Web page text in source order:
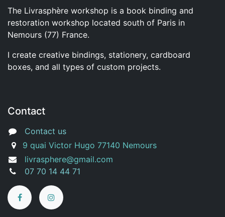
The Livrasphère workshop is a book binding and
restoration workshop located south of Paris in
Nemours (77) France.
I create creative bindings, stationery, cardboard
boxes, and all types of custom projects.
Contact
Contact us
9 quai Victor Hugo 77140 Nemours
livrasphere@gmail.com
07 70 14 44 71